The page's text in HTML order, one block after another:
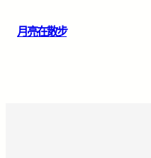
月亮在散步